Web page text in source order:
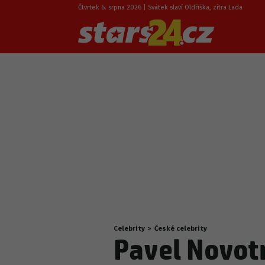
Čtvrtek 6. srpna 2026 | Svátek slaví Oldřiška, zítra Lada
Nacházíte
se
zde:
Celebrity > České celebrity
Pavel